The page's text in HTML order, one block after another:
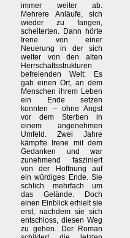
immer weiter ab.
Mehrere Anläufe, sich
wieder zu fangen,
scheiterten. Dann hörte
Irene von einer
Neuerung in der sich
weiter von den alten
Herrschaftsstrukturen
befreienden Welt: Es
gab einen Ort, an dem
Menschen ihrem Leben
ein Ende setzen
konnten – ohne Angst
vor dem Sterben in
einem angenehmen
Umfeld. Zwei Jahre
kämpfte Irene mit dem
Gedanken und war
zunehmend fasziniert
von der Hoffnung auf
ein würdiges Ende. Sie
schlich mehrfach um
das Gelände. Doch
einen Einblick erhielt sie
erst, nachdem sie sich
entschloss, diesen Weg
zu gehen. Der Roman